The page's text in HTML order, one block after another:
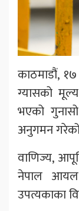
काठमाडौं,
ग्यासको
भएको
अनुगमन
वाणिज्य,
नेपाल आयल
उपत्यकाका